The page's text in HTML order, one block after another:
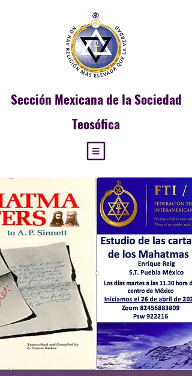
Sección Mexicana de la Sociedad
Teosófica